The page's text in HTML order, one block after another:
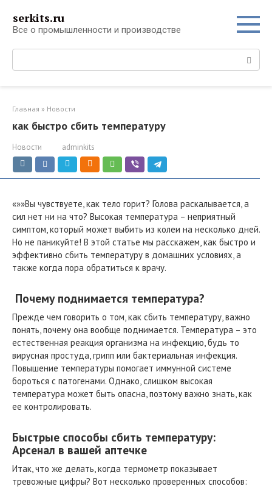
контенту
serkits.ru
Все о промышленности и производстве
Поиск:
Главная » Новости
как быстро сбить температуру
Новости adminkits
«»»Вы чувствуете, как тело горит? Голова раскалывается, а
сил нет ни на что? Высокая температура – неприятный
симптом, который может выбить из колеи на несколько дней.
Но не паникуйте! В этой статье мы расскажем, как быстро и
эффективно сбить температуру в домашних условиях, а
также когда пора обратиться к врачу.
️ Почему поднимается температура?
Прежде чем говорить о том, как сбить температуру, важно
понять, почему она вообще поднимается. Температура – это
естественная реакция организма на инфекцию, будь то
вирусная простуда, грипп или бактериальная инфекция.
Повышение температуры помогает иммунной системе
бороться с патогенами. Однако, слишком высокая
температура может быть опасна, поэтому важно знать, как
ее контролировать.
Быстрые способы сбить температуру:
Арсенал в вашей аптечке
Итак, что же делать, когда термометр показывает
тревожные цифры? Вот несколько проверенных способов: